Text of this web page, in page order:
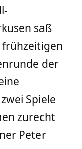
saß
der
Spiele
zurecht
Peter